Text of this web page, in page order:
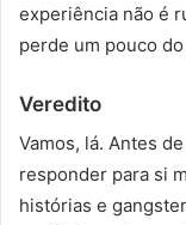
experiência não é
perde um pouco
Veredito
Vamos, lá. Antes
responder para si
histórias e